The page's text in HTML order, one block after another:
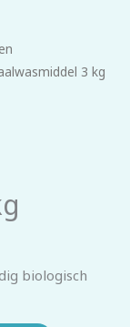
3 kg
biologisch